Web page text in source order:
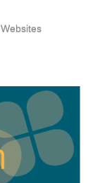
Websites